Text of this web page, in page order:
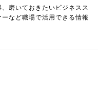
磨いておきたいビジネスス
など職場で活用できる情報